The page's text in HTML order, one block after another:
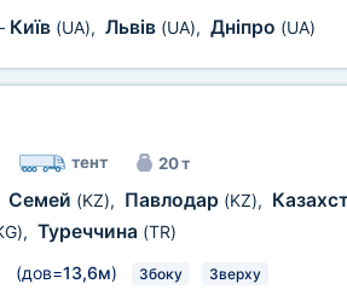
Київ (UA), Львів (UA), Дніпро (UA)
тент 20 т
Семей (KZ), Павлодар (KZ),
, Туреччина (TR)
(дов=13,6м) Збоку Зверху